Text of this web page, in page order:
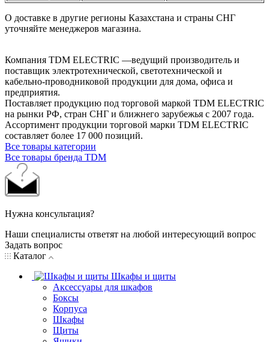
О доставке в другие регионы Казахстана и страны СНГ
уточняйте менеджеров магазина.
Компания TDM ELECTRIC —ведущий производитель и
поставщик электротехнической, светотехнической и
кабельно-проводниковой продукции для дома, офиса и
предприятия.
Поставляет продукцию под торговой маркой TDM ELECTRIC
на рынки РФ, стран СНГ и ближнего зарубежья с 2007 года.
Ассортимент продукции торговой марки TDM ЕLECTRIC
составляет более 17 000 позиций.
Все товары категории
Все товары бренда TDM
Нужна консультация?
Наши специалисты ответят на любой интересующий вопрос
Задать вопрос
Каталог
Шкафы и щиты
Аксессуары для шкафов
Боксы
Корпуса
Шкафы
Щиты